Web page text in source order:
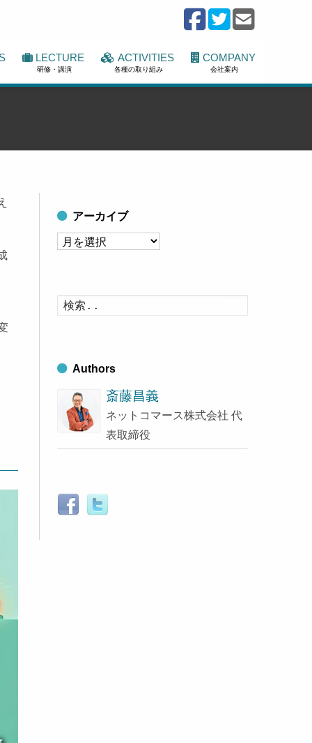
LECTURE
研修・講演
ACTIVITIES
各種の取り組み
COMPANY
会社案内
アーカイブ
ア
イ
ブ
索
Authors
斎藤昌義
ネットコマース株式会社 代
表取締役